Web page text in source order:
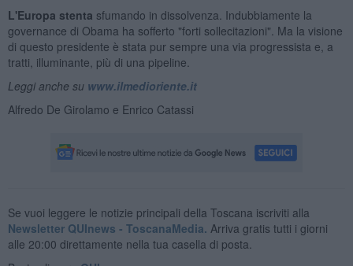
L'Europa stenta sfumando in dissolvenza. Indubbiamente la
governance di Obama ha sofferto "forti sollecitazioni". Ma la visione
di questo presidente è stata pur sempre una via progressista e, a
tratti, illuminante, più di una pipeline.‎
Leggi anche su www.ilmedioriente.it
Alfredo De Girolamo e Enrico Catassi
Se vuoi leggere le notizie principali della Toscana iscriviti alla
Newsletter QUInews - ToscanaMedia. Arriva gratis tutti i giorni
alle 20:00 direttamente nella tua casella di posta.